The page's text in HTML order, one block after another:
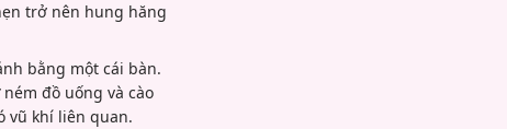
trở nên hung hăng
bằng một cái bàn.
đồ uống và cào
vũ khí liên quan.